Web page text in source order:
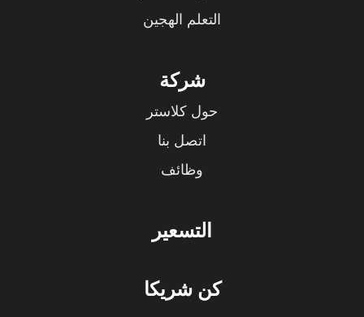
التعلم الهجين
شركة
حول كلاستر
اتصل بنا
وظائف
التسعير
كن شريكا